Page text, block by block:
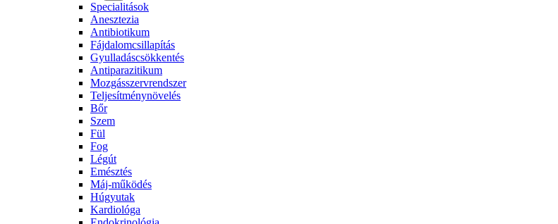
Specialitások
Anesztezia
Antibiotikum
Fájdalomcsillapítás
Gyulladáscsökkentés
Antiparazitikum
Mozgásszervrendszer
Teljesítménynövelés
Bőr
Szem
Fül
Fog
Légút
Emésztés
Máj-működés
Húgyutak
Kardiológa